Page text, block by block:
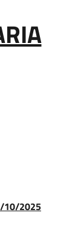
10/2025